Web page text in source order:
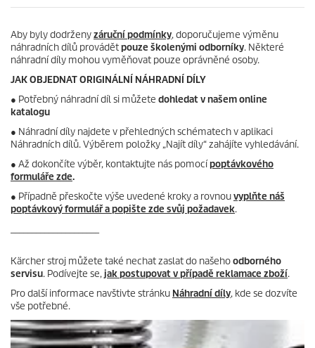
Aby byly dodrženyzáruční podmínky, doporučujeme výměnu
náhradních dílů provádětpouze školenými odborníky. Některé
náhradní díly mohou vyměňovat pouze oprávněné osoby.
JAK OBJEDNAT ORIGINÁLNÍ NÁHRADNÍ DÍLY
● Potřebný náhradní díl si můžete dohledat v našem online
katalogu
● Náhradní díly najdete v přehledných schématech v aplikaci
Náhradních dílů. Výběrem položky „Najít díly“ zahájíte vyhledávání.
● Až dokončíte výběr, kontaktujte nás pomocípoptávkového
formuláře zde.
● Případně přeskočte výše uvedené kroky a rovnouvyplňte náš
poptávkový formulář a popište zde svůj požadavek.
Kärcher stroj můžete také nechat zaslat do našehoodborného
servisu. Podívejte se,jak postupovat v případě reklamace zboží.
Pro další informace navštivte stránku Náhradní díly, kde se dozvíte
vše potřebné.